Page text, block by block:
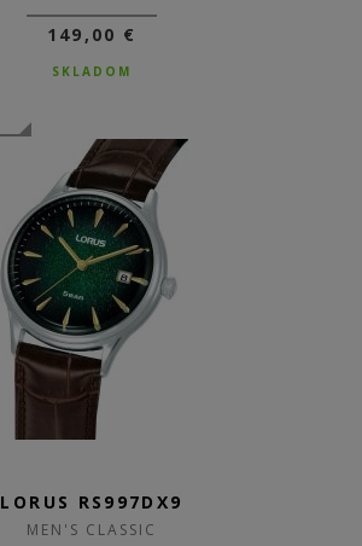
149,00 €
SKLADOM
LORUS RS997DX9
MEN'S CLASSIC